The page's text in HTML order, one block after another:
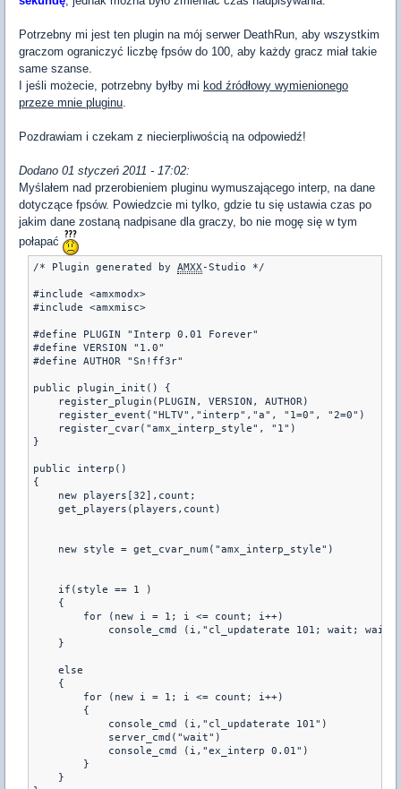
Potrzebny mi jest ten plugin na mój serwer DeathRun, aby wszystkim
graczom ograniczyć liczbę fpsów do 100, aby każdy gracz miał takie
same szanse.
I jeśli możecie, potrzebny byłby mi kod źródłowy wymienionego
przeze mnie pluginu
Pozdrawiam i czekam z niecierpliwością na odpowiedź!
Dodano 01 styczeń 2011 - 17:02:
Myślałem nad przerobieniem pluginu wymuszającego interp, na dane
dotyczące fpsów. Powiedzcie mi tylko, gdzie tu się ustawia czas po
jakim dane zostaną nadpisane dla graczy, bo nie mogę się w tym
połapać
/* Plugin generated by AMXX -Studio */
#include <amxmodx>
#include <amxmisc>
#define PLUGIN "Interp 0.01 Forever"
#define VERSION "1.0"
#define AUTHOR "Sn!ff3r"
public plugin_init() {
    register_plugin(PLUGIN, VERSION, AUTHOR)
    register_event("HLTV","interp","a", "1=0", "2=0")
    register_cvar("amx_interp_style", "1")
}
public interp()
{
    new players[32],count;
    get_players(players,count)
    new style = get_cvar_num("amx_interp_style")
    if(style == 1 )
    {
        for (new i = 1; i <= count; i++)
console_cmd (i,"cl_updaterate 101; wait; wait;
    }
    else
    {
        for (new i = 1; i <= count; i++)
        {
            console_cmd (i,"cl_updaterate 101")
            server_cmd("wait")
            console_cmd (i,"ex_interp 0.01")
        }
    }